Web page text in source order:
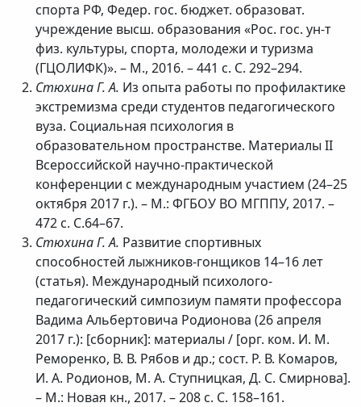
спорта РФ, Федер. гос. бюджет. образоват.
учреждение высш. образования «Рос. гос. ун-т
физ. культуры, спорта, молодежи и туризма
(ГЦОЛИФК)». – М., 2016. – 441 с. С. 292–294.
Стюхина Г. А. Из опыта работы по профилактике
экстремизма среди студентов педагогического
вуза. Социальная психология в
образовательном пространстве. Материалы II
Всероссийской научно-практической
конференции с международным участием (24–25
октября 2017 г.). – М.: ФГБОУ ВО МГППУ, 2017. –
472 с. С.64–67.
Стюхина Г. А. Развитие спортивных
способностей лыжников-гонщиков 14–16 лет
(статья). Международный психолого-
педагогический симпозиум памяти профессора
Вадима Альбертовича Родионова (26 апреля
2017 г.): [сборник]: материалы / [орг. ком. И. М.
Реморенко, В. В. Рябов и др.; сост. Р. В. Комаров,
И. А. Родионов, М. А. Ступницкая, Д. С. Смирнова].
– М.: Новая кн., 2017. – 208 с. С. 158–161.